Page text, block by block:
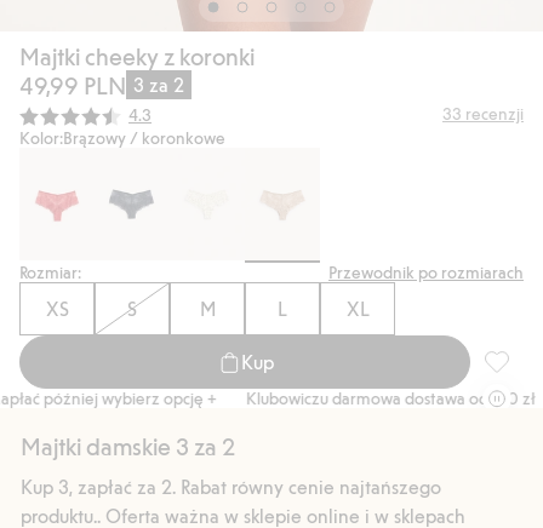
Majtki cheeky z koronki
49,99 PLN 3 za 2
Średnia ocena:
4.3 33 recenzji
Kolor:Brązowy / koronkowe
Rozmiar: Przewodnik po rozmiarach
XS S M L XL
Kup
później wybierz opcję + Klubowiczu darmowa dostawa od 150 zł
Majtki damskie 3 za 2
Kup 3, zapłać za 2. Rabat równy cenie najtańszego
produktu.. Oferta ważna w sklepie online i w sklepach